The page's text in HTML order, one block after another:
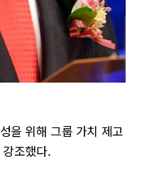
을 위해 그룹 가치 제고
조했다.